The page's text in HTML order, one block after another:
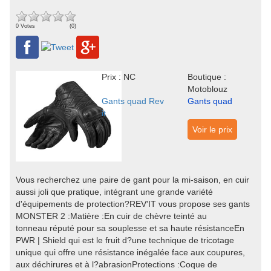
0 Votes (0)
Prix : NC
Boutique :
Motoblouz
Gants quad Rev
it
Gants quad
Voir le prix
Vous recherchez une paire de gant pour la mi-saison, en cuir
aussi joli que pratique, intégrant une grande variété
d'équipements de protection?REV'IT vous propose ses gants
MONSTER 2 :Matière :En cuir de chèvre teinté au
tonneau réputé pour sa souplesse et sa haute résistanceEn
PWR | Shield qui est le fruit d?une technique de tricotage
unique qui offre une résistance inégalée face aux coupures,
aux déchirures et à l?abrasionProtections :Coque de